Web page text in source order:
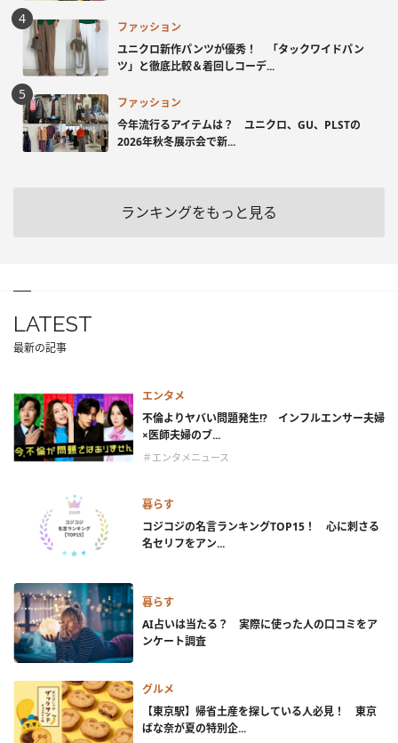
ファッション
ユニクロ新作パンツが優秀！ 「タックワイドパン
ツ」と徹底比較＆着回しコーデ...
ファッション
今年流行るアイテムは？ ユニクロ、GU、PLSTの
2026年秋冬展示会で新...
ランキングをもっと見る
LATEST
最新の記事
エンタメ
不倫よりヤバい問題発生!? インフルエンサー夫婦
×医師夫婦のブ...
＃エンタメニュース
暮らす
コジコジの名言ランキングTOP15！ 心に刺さる
名セリフをアン...
暮らす
AI占いは当たる？ 実際に使った人の口コミをア
ンケート調査
グルメ
【東京駅】帰省土産を探している人必見！ 東京
ばな奈が夏の特別企...